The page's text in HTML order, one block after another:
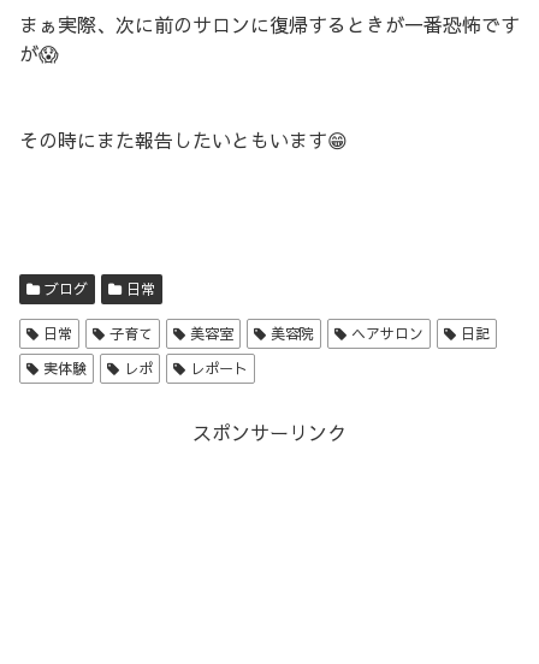
まぁ実際、次に前のサロンに復帰するときが一番恐怖です
が😱
その時にまた報告したいともいます😁
ブログ 日常
日常 子育て 美容室 美容院 ヘアサロン
日記
実体験
レポ レポート
スポンサーリンク